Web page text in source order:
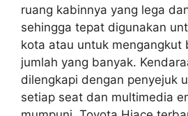
ruang kabinnya yang lega
sehingga tepat digunakan
kota atau untuk mengangkut
jumlah yang banyak.
dilengkapi dengan penyejuk
setiap seat dan multimedia